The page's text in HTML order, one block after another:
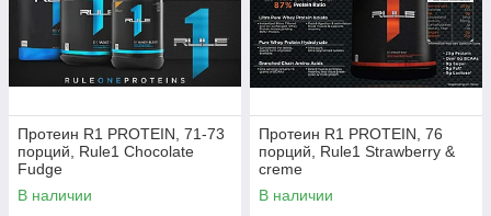
Протеин R1 PROTEIN, 71-73
порций, Rule1 Chocolate
Fudge
В наличии
Протеин R1 PROTEIN, 76
порций, Rule1 Strawberry &
creme
В наличии